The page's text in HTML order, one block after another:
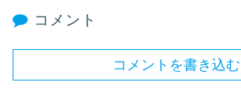
コメント
コメントを書き込む